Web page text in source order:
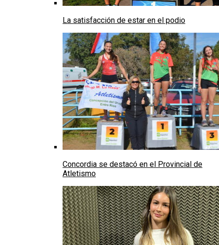
La satisfacción de estar en el podio
Concordia se destacó en el Provincial de
Atletismo